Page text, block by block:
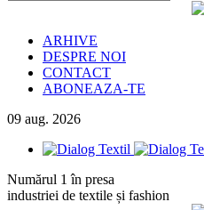
ARHIVE
DESPRE NOI
CONTACT
ABONEAZA-TE
09 aug. 2026
Numărul 1 în presa
industriei de textile și fashion